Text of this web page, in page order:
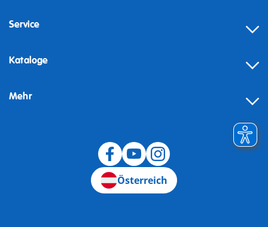
Service
Kataloge
Mehr
Österreich